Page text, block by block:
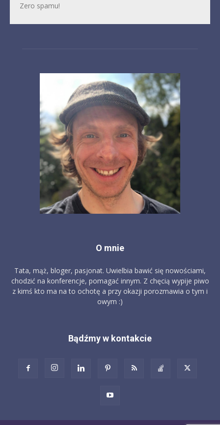
Zero spamu!
O mnie
Tata, mąż, bloger, pasjonat. Uwielbia bawić się nowościami,
chodzić na konferencje, pomagać innym. Z chęcią wypije piwo
z kimś kto ma na to ochotę a przy okazji porozmawia o tym i
owym :)
Bądźmy w kontakcie